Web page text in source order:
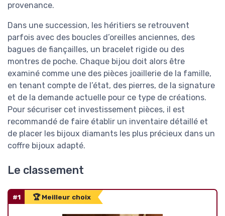
provenance.
Dans une succession, les héritiers se retrouvent
parfois avec des boucles d’oreilles anciennes, des
bagues de fiançailles, un bracelet rigide ou des
montres de poche. Chaque bijou doit alors être
examiné comme une des pièces joaillerie de la famille,
en tenant compte de l’état, des pierres, de la signature
et de la demande actuelle pour ce type de créations.
Pour sécuriser cet investissement pièces, il est
recommandé de faire établir un inventaire détaillé et
de placer les bijoux diamants les plus précieux dans un
coffre bijoux adapté.
Le classement
#1 🏆 Meilleur choix